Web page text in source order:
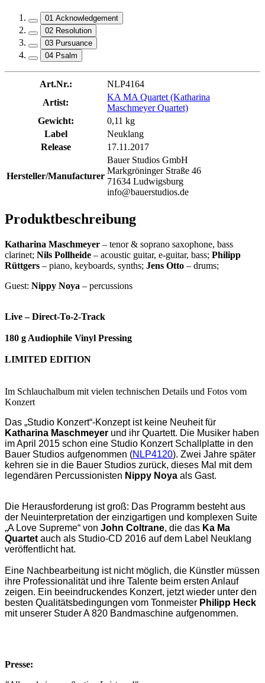
01 Acknowledgement
02 Resolution
03 Pursuance
04 Psalm
Art.Nr.:
NLP4164
Artist:
KA MA Quartet (Katharina
Maschmeyer Quartet)
Gewicht:
0,11 kg
Label
Neuklang
Release
17.11.2017
Hersteller/Manufacturer
Bauer Studios GmbH
Markgröninger Straße 46
71634 Ludwigsburg
info@bauerstudios.de
Produktbeschreibung
Katharina Maschmeyer – tenor & soprano saxophone, bass
clarinet; Nils Pollheide – acoustic guitar, e-guitar, bass; Philipp
Rüttgers – piano, keyboards, synths; Jens Otto – drums;
Guest: Nippy Noya – percussions
Live – Direct-To-2-Track
180 g Audiophile Vinyl Pressing
LIMITED EDITION
Im Schlauchalbum mit vielen technischen Details und Fotos vom
Konzert
Das „Studio Konzert“-Konzept ist keine Neuheit für
Katharina Maschmeyer und ihr Quartett. Die Musiker haben
im April 2015 schon eine Studio Konzert Schallplatte in den
Bauer Studios aufgenommen (NLP4120). Zwei Jahre später
kehren sie in die Bauer Studios zurück, dieses Mal mit dem
legendären Percussionisten Nippy Noya als Gast.
Die Herausforderung ist groß: Das Programm besteht aus
der Neuinterpretation der einzigartigen und komplexen Suite
„A Love Supreme“ von John Coltrane, die das Ka Ma
Quartet auch als Studio-CD 2016 auf dem Label Neuklang
veröffentlicht hat.
Eine Nachbearbeitung ist nicht möglich, die Künstler müssen
ihre Professionalität und ihre Talente beim ersten Anlauf
zeigen. Ein beeindruckendes Konzert, jetzt wieder unter den
besten Qualitätsbedingungen vom Tonmeister Philipp Heck
mit unserer Studer A 820 Bandmaschine aufgenommen.
Presse: